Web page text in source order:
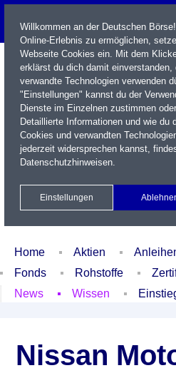
Name / WKN / ISIN / Kürzel
Xetra Realtime
Watchlist
Home Aktien
Fonds
Rohstoffe
News
Wissen
Nissan
Willkommen an der Deutschen
Online-Erlebnis zu ermöglichen,
Webseite Cookies ein. Mit dem
erklärst du dich damit
verwandte Technologien verwenden
"Einstellungen" kannst du der
Dienste im Einzelnen zustimmen
Detaillierte Informationen und wie du
Cookies und verwandten
jederzeit widersprechen kannst,
Datenschutzhinweisen.
Einstellungen